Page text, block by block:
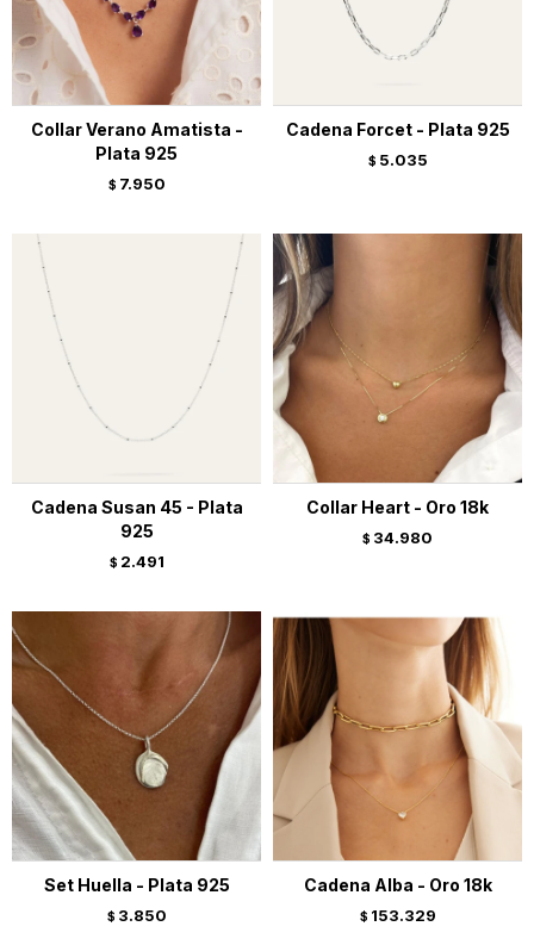
Collar Verano Amatista -
Plata 925
$ 7.950
Cadena Forcet - Plata 925
$ 5.035
Cadena Susan 45 - Plata
925
$ 2.491
Collar Heart - Oro 18k
$ 34.980
Set Huella - Plata 925
$ 3.850
Cadena Alba - Oro 18k
$ 153.329